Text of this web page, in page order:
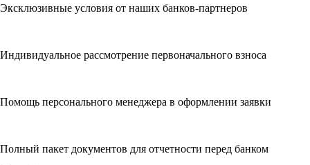
Эксклюзивные условия от наших банков-партнеров
Индивидуальное рассмотрение первоначального взноса
Помощь персонального менеджера в оформлении заявки
Полный пакет документов для отчетности перед банком